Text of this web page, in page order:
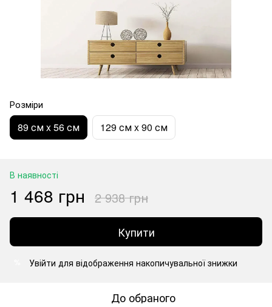
Розміри
89 см x 56 см 129 см x 90 см
В наявності
1 468 грн 2 938 грн
Купити
Увійти для відображення накопичувальної знижки
До обраного